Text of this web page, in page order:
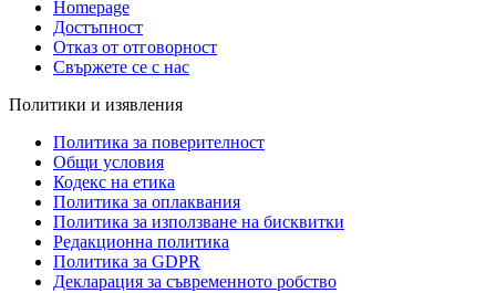
Homepage
Достъпност
Отказ от отговорност
Свържете се с нас
Политики и изявления
Политика за поверителност
Общи условия
Кодекс на етика
Политика за оплаквания
Политика за използване на бисквитки
Редакционна политика
Политика за GDPR
Декларация за съвременното робство